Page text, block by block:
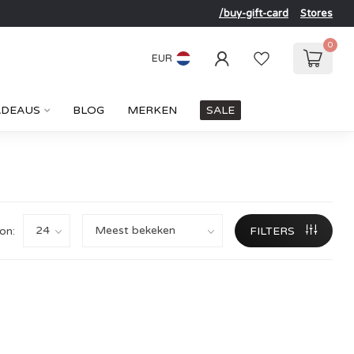
/buy-gift-card Stores
EUR
0
BLOG MERKEN SALE
FILTERS